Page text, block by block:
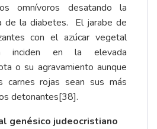
omnívoros desatando la
de la diabetes. El jarabe de
con el azúcar vegetal
inciden en la elevada
o su agravamiento aunque
carnes rojas sean sus más
detonantes[38].
genésico judeocristiano